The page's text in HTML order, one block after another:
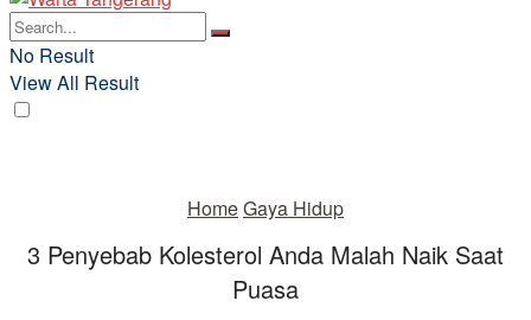
No Result
View All Result
HomeGaya Hidup
3 Penyebab Kolesterol Anda Malah Naik Saat
Puasa